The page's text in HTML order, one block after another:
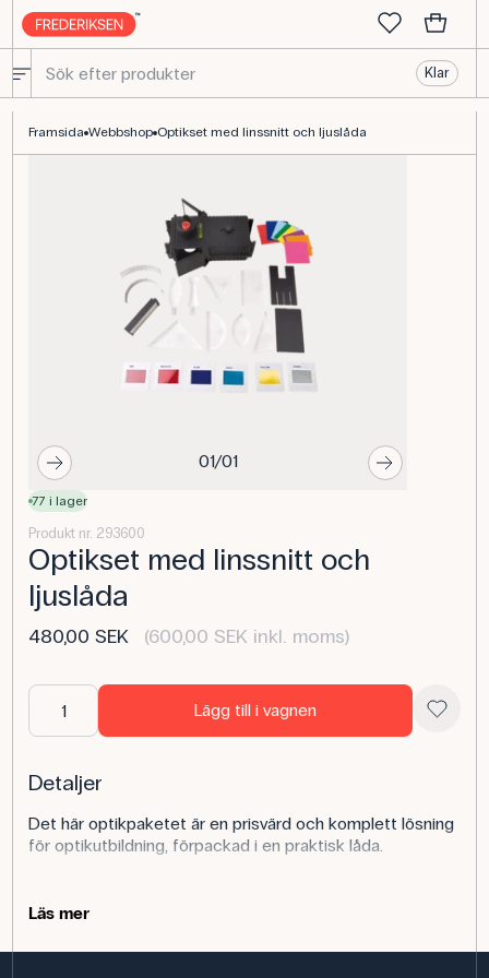
Klar
Framsida Webbshop Optikset med linssnitt och ljuslåda
01/01
77 i lager
Produkt nr. 293600
Optikset med linssnitt och
ljuslåda
480,00 SEK (600,00 SEK inkl. moms)
Lägg till i vagnen
Detaljer
Det här optikpaketet är en prisvärd och komplett lösning
för optikutbildning, förpackad i en praktisk låda.
Ljuslåda med kondensorlins
Läs mer